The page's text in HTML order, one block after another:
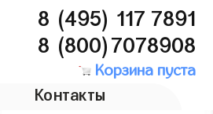
8 (495) 117 7891
8 (800)7078908
Корзина пуста
Контакты